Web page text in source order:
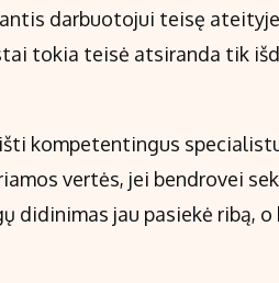
darbuotojui teisę
tokia teisė atsiranda tik
kompetentingus
vertės, jei bendrovei
didinimas jau pasiekė ribą,